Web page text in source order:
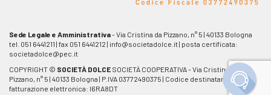
Sede Legale e Amministrativa- Via Cristina da Pizzano, n° 5 | 40133 Bologna
tel. 051 6441211 | fax 051 6441212 | info@societadolce.it| posta certificata:
societadolce@pec.it
COPYRIGHT © SOCIETÀ DOLCE SOCIETÀ COOPERATIVA - Via Cristina da
Pizzano, n° 5 | 40133 Bologna | P.IVA 03772490375 | Codice destinatario
fatturazione elettronica: I6RA8DT